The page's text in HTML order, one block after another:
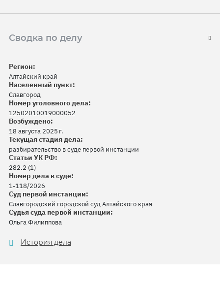
Сводка по делу
Регион:
Алтайский край
Населенный пункт:
Славгород
Номер уголовного дела:
12502010019000052
Возбуждено:
18 августа 2025 г.
Текущая стадия дела:
разбирательство в суде первой инстанции
Статьи УК РФ:
282.2 (1)
Номер дела в суде:
1-118/2026
Суд первой инстанции:
Славгородский городской суд Алтайского края
Судья суда первой инстанции:
Ольга Филиппова
История дела